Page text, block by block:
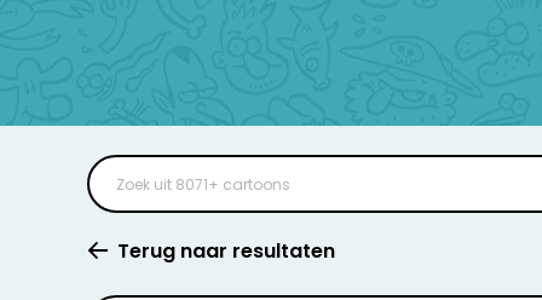
Terug naar resultaten